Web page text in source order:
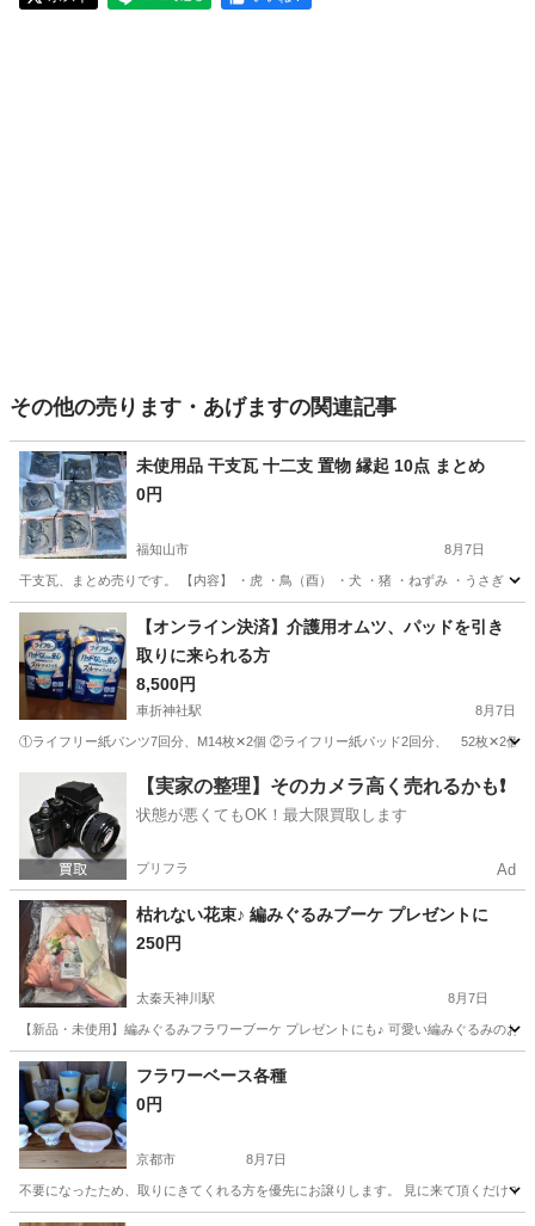
その他の売ります・あげますの関連記事
未使用品 干支瓦 十二支 置物 縁起 10点 まとめ
0円
福知山市 8月7日
干支瓦、まとめ売りです。 【内容】 ・虎 ・鳥（酉） ・犬 ・猪 ・ねずみ ・うさぎ
京都 福知山市 その他
【オンライン決済】介護用オムツ、パッドを引き
取りに来られる方
8,500円
車折神社駅 8月7日
①ライフリー紙パンツ7回分、M14枚✕2個 ②ライフリー紙パッド2回分
車折神社駅 その他
【実家の整理】そのカメラ高く売れるかも❗️
状態が悪くてもOK！最大限買取します
プリフラ Ad
枯れない花束♪ 編みぐるみブーケ プレゼントに
250円
太秦天神川駅 8月7日
【新品・未使用】編みぐるみフラワーブーケ プレゼントにも♪ 可愛い編みぐるみの
京都 京都市 太秦天神川駅 その他
フラワーベース各種
0円
京都市 8月7日
不要になったため、取りにきてくれる方を優先にお譲りします。 見に来て頂くだけで